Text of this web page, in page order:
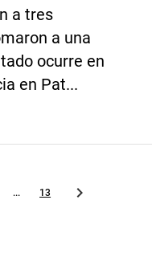
a tres
a una
ocurre en
en Pat...
... 13